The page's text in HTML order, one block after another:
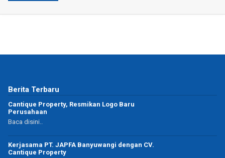
Berita Terbaru
Cantique Property, Resmikan Logo Baru
Perusahaan
Baca disini..
Kerjasama PT. JAPFA Banyuwangi dengan CV.
Cantique Property